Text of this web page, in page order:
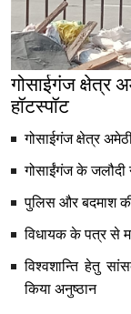
गोसाईगंज क्षेत्र
हॉटस्पॉट
गोसाईगंज क्षेत्र
गोसाईंगंज के
पुलिस और बदमाश
विधायक के पत्र से
विश्वशान्ति हेतु
किया अनुष्ठान